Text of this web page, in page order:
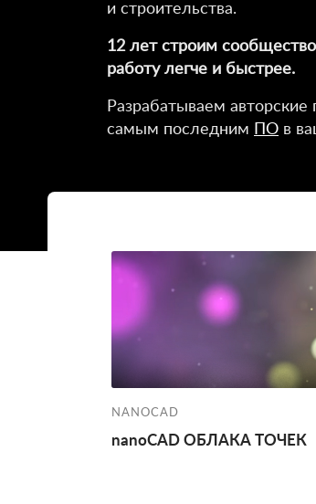
и строительства.
12 лет строим
работу легче и быстрее.
Разрабатываем
самым последним
ПО в
NANOCAD
nanoCAD ОБЛАКА ТОЧЕК